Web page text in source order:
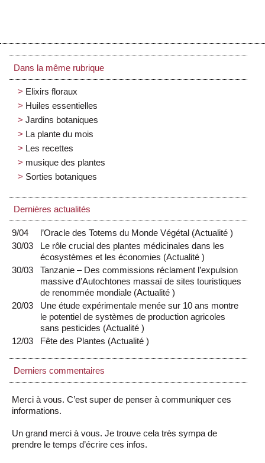
Dans la même rubrique
Elixirs floraux
Huiles essentielles
Jardins botaniques
La plante du mois
Les recettes
musique des plantes
Sorties botaniques
Dernières actualités
9/04 l’Oracle des Totems du Monde Végétal (Actualité)
30/03
Le rôle crucial des plantes médicinales dans les
écosystèmes et les économies (Actualité)
30/03
Tanzanie – Des commissions réclament l’expulsion
massive d’Autochtones massaï de sites touristiques
de renommée mondiale (Actualité)
20/03
Une étude expérimentale menée sur 10 ans montre
le potentiel de systèmes de production agricoles
sans pesticides (Actualité)
12/03
Fête des Plantes (Actualité)
Derniers commentaires
Merci à vous. C’est super de penser à communiquer ces
informations.
Un grand merci à vous. Je trouve cela très sympa de
prendre le temps d’écrire ces infos.